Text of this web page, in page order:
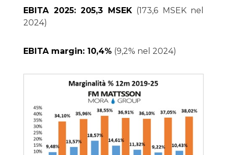
EBITA 2025: 205,3 MSEK(173,6 MSEK nel
2024)
EBITA margin: 10,4% (9,2% nel 2024)